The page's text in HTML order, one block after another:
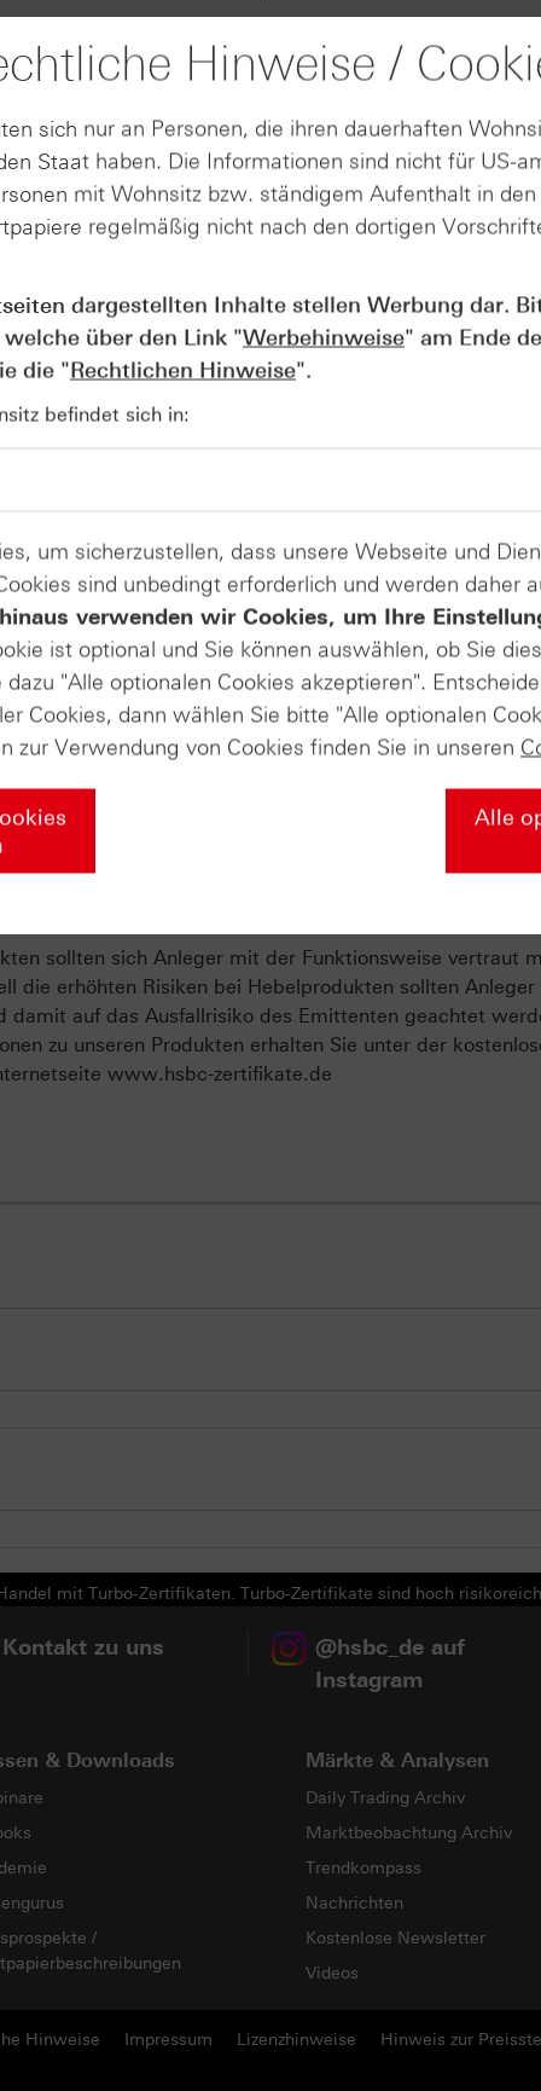
bereits aufgefallen: Dieser Risikohinweis ist Teil der
Ab spätestens Juni 2026 müssen Anlegerinnen und
Wissenstests absolvieren, um weiterhin mit Turbo-
wenn mindestens sechs Fragen korrekt beantwortet
Zertifikate Masterclass um ein weiteres Kapitel ergänzt.
Themen, damit Sie sich gezielt auf den
den Hintergrund und die Fragen, damit Sie genau
ankommt.
und den Turbo-Zertifikate-Test selbst durchführen.
Minuten ein sicheres Gefühl für die BaFin-Fragen.
– mit frischem Blick auf die Märkte zur
Spannungen und Energiepreise Preise, Routen und
nach Fukushima – was bleibt, was hat sich verändert?
als Gradmesser globaler Unsicherheit. Abgerundet mit
500® („Sell in May“)
unserer Marktbeobachtung
sollten sich Anleger mit der Funktionsweise vertraut
die erhöhten Risiken bei Hebelprodukten sollten Anleger
damit auf das Ausfallrisiko des Emittenten geachtet
zu unseren Produkten erhalten Sie unter der
www.hsbc-zertifikate.de
mit Turbo-Zertifikaten. Turbo-Zertifikate sind hoch
zu uns
@hsbc_de auf
Instagram
& Downloads
/
Märkte & Analysen
Daily Trading Archiv
Marktbeobachtung Archiv
Trendkompass
Nachrichten
Kostenlose Newsletter
Videos
Hinweise Impressum Lizenzhinweise
Hinweis zur
Hinweise /
sich nur an Personen, die ihren dauerhaften
Staat haben. Die Informationen sind nicht für US-
mit Wohnsitz bzw. ständigem Aufenthalt in
regelmäßig nicht nach den dortigen
dargestellten Inhalte stellen Werbung dar.
über den Link "Werbehinweise" am Ende
die "Rechtlichen Hinweise".
befindet sich in:
um sicherzustellen, dass unsere Webseite und
sind unbedingt erforderlich und werden daher
verwenden wir Cookies, um Ihre
ist optional und Sie können auswählen, ob Sie
"Alle optionalen Cookies akzeptieren".
Cookies, dann wählen Sie bitte "Alle optionalen
zur Verwendung von Cookies finden Sie in unseren
Alle